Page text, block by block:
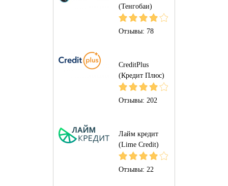
(Тенгобаи)
Отзывы: 78
CreditPlus
(Кредит Плюс)
Отзывы: 202
Лайм кредит
(Lime Credit)
Отзывы: 22